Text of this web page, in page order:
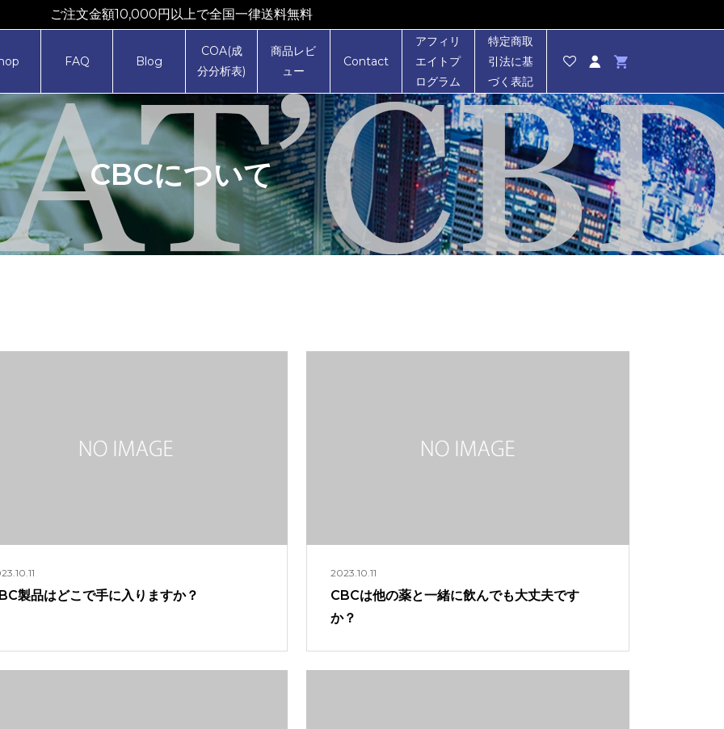
ご注文金額10,000円以上で全国一律送料無料
FAQ Blog
COA(成
分分析表)
商品レビ
ュー
Contact
アフィリ
エイトプ
ログラム
特定商取
引法に基
づく表記
CBCについて
製品はどこで手に入りますか？
2023.10.11
CBCは他の薬と一緒に飲んでも大丈夫です
か？